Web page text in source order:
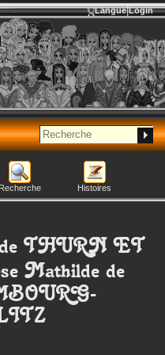
Langue Login
Recherche Histoires
THURN ET
Mathilde de